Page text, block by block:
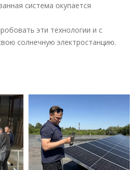
система окупается
эти технологии и с
солнечную электростанцию.